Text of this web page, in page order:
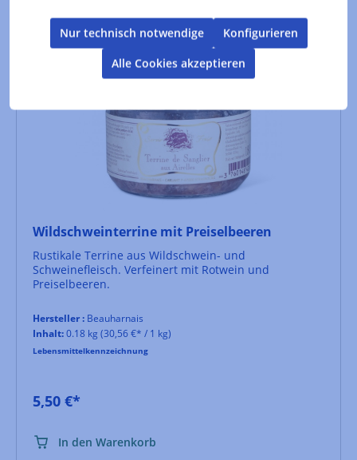
Wildschweinterrine mit Preiselbeeren
Rustikale Terrine aus Wildschwein- und
Schweinefleisch. Verfeinert mit Rotwein und
Preiselbeeren.
Hersteller : Beauharnais
Inhalt:0.18 kg (30,56 €* / 1 kg)
Lebensmittelkennzeichnung
5,50 €*
In den Warenkorb
Nur technisch notwendige
Konfigurieren
Alle Cookies akzeptieren